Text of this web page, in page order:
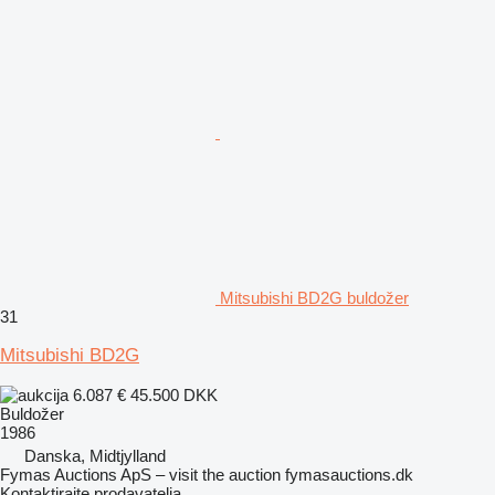
Mitsubishi BD2G buldožer
31
Mitsubishi BD2G
6.087 € 45.500 DKK
Buldožer
1986
Danska, Midtjylland
Fymas Auctions ApS – visit the auction fymasauctions.dk